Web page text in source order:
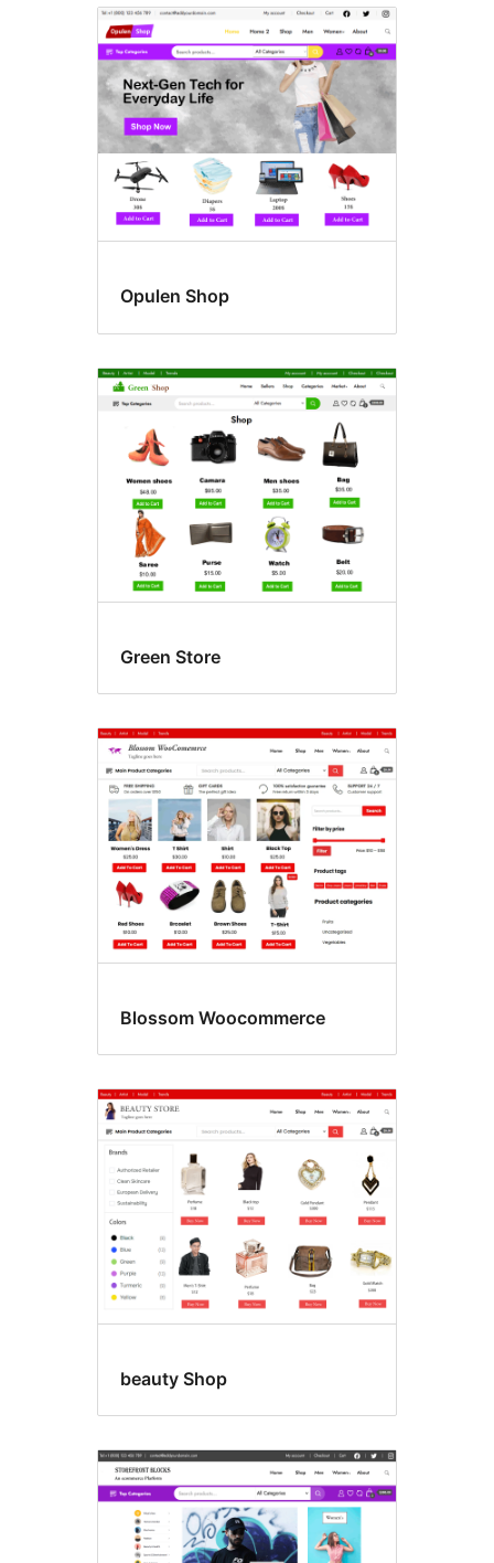
Opulen Shop
Green Store
Blossom Woocommerce
beauty Shop